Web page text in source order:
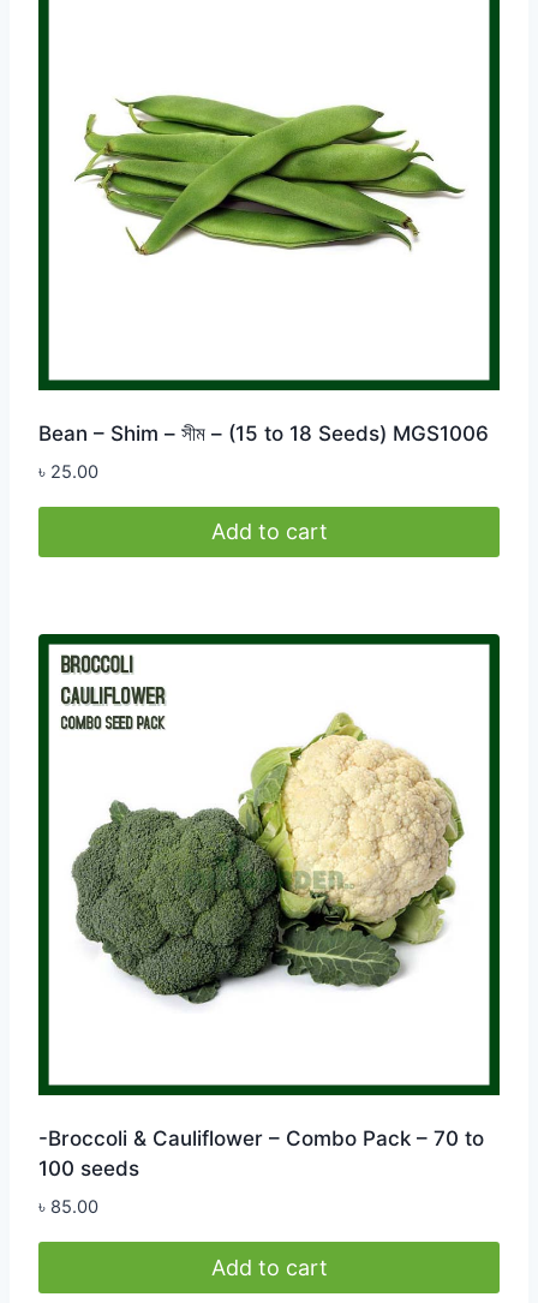
Bean – Shim – সীম – (15 to 18 Seeds) MGS1006
৳ 25.00
Add to cart
-Broccoli & Cauliflower – Combo Pack – 70 to
100 seeds
৳ 85.00
Add to cart